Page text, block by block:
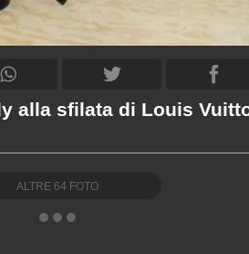
alla sfilata di Louis
ALTRE 64 FOTO